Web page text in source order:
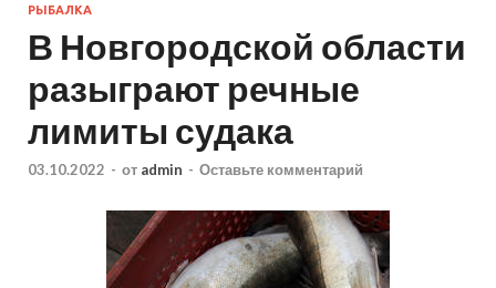
РЫБАЛКА
В Новгородской области
разыграют речные
лимиты судака
03.10.2022 - от admin - Оставьте комментарий